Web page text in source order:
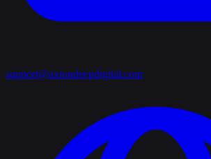
support@axiondeepdigital.com